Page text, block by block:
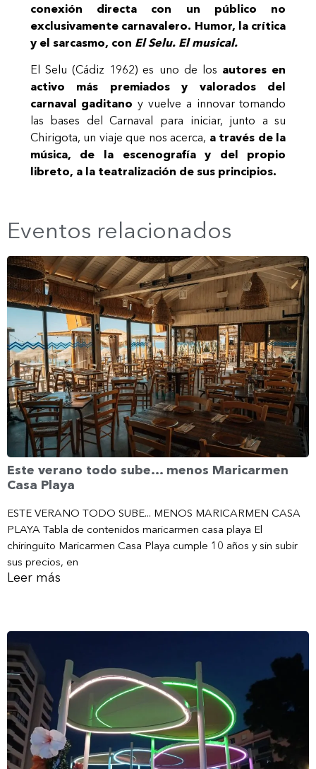
conexión directa con un público no
exclusivamente carnavalero. Humor, la crítica
y el sarcasmo, con El Selu. El musical.
El Selu (Cádiz 1962) es uno de los autores en
activo más premiados y valorados del
carnaval gaditanoy vuelve a innovar tomando
las bases del Carnaval para iniciar, junto a su
Chirigota, un viaje que nos acerca, a través de la
música, de la escenografía y del propio
libreto, a la teatralización de sus principios.
Eventos relacionados
Este verano todo sube… menos Maricarmen
Casa Playa
ESTE VERANO TODO SUBE... MENOS MARICARMEN CASA
PLAYA Tabla de contenidos maricarmen casa playa El
chiringuito Maricarmen Casa Playa cumple 10 años y sin subir
sus precios, en
Leer más